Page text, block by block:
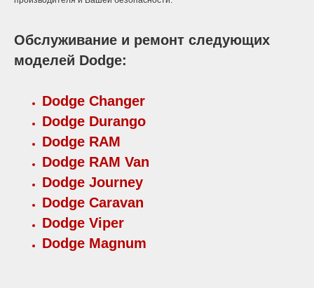
Обслуживание и ремонт следующих
моделей Dodge:
Dodge Changer
Dodge Durango
Dodge RAM
Dodge RAM Van
Dodge Journey
Dodge Caravan
Dodge Viper
Dodge Magnum